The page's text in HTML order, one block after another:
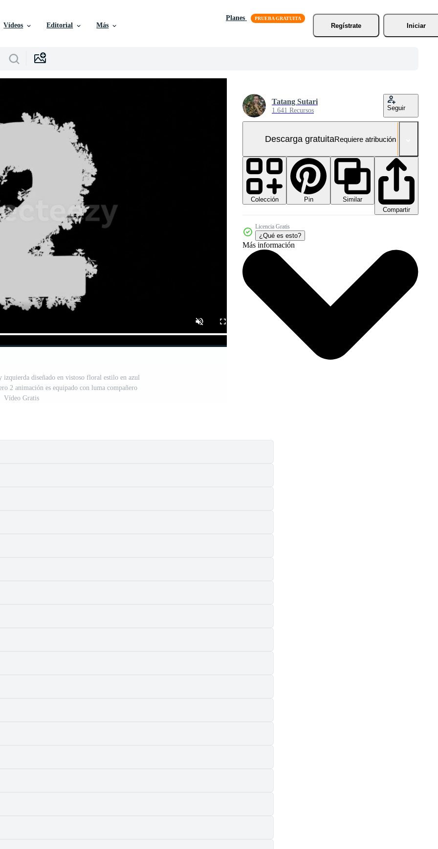
Vídeos Editorial Más
Planes
Regístrate
Iniciar
izquierda diseñado en vistoso floral estilo en azul
2 animación es equipado con luma compañero
Vídeo Gratis
Tatang Sutari
1.641 Recursos Seguir
Descarga gratuitaRequiere atribución
Colección Pin
Similar
Compartir
Licencia Gratis
¿Qué es esto?
Más información